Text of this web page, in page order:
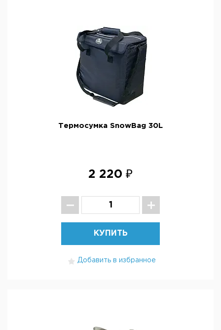
Термосумка SnowBag 30L
2 220 ₽
КУПИТЬ
Добавить в избранное